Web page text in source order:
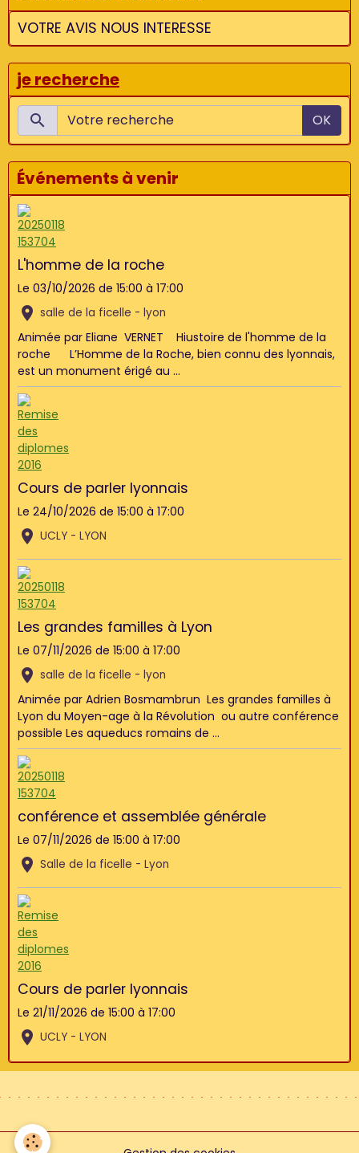
VOTRE AVIS NOUS INTERESSE
je recherche
OK
Événements à venir
L'homme de la roche
Le 03/10/2026 de 15:00 à 17:00
salle de la ficelle - lyon
Animée par Eliane VERNET Hiustoire de l'homme de la
roche L’Homme de la Roche, bien connu des lyonnais,
est un monument érigé au ...
Cours de parler lyonnais
Le 24/10/2026 de 15:00 à 17:00
UCLY - LYON
Les grandes familles à Lyon
Le 07/11/2026 de 15:00 à 17:00
salle de la ficelle - lyon
Animée par Adrien Bosmambrun Les grandes familles à
Lyon du Moyen-age à la Révolution ou autre conférence
possible Les aqueducs romains de ...
conférence et assemblée générale
Le 07/11/2026 de 15:00 à 17:00
Salle de la ficelle - Lyon
Cours de parler lyonnais
Le 21/11/2026 de 15:00 à 17:00
UCLY - LYON